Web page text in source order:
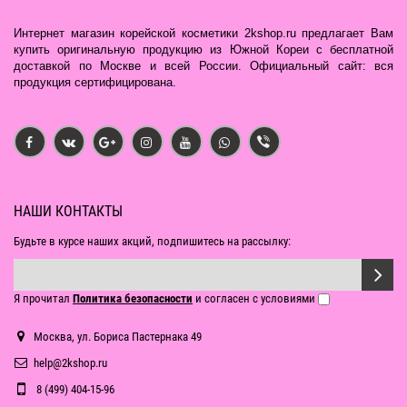
Интернет магазин корейской косметики 2kshop.ru предлагает Вам
купить оригинальную продукцию из Южной Кореи с бесплатной
доставкой по Москве и всей России. Официальный сайт: вся
продукция сертифицирована.
НАШИ КОНТАКТЫ
Будьте в курсе наших акций, подпишитесь на рассылку:
Я прочитал Политика безопасности и согласен с условиями
Москва, ул. Бориса Пастернака 49
help@2kshop.ru
8 (499) 404-15-96